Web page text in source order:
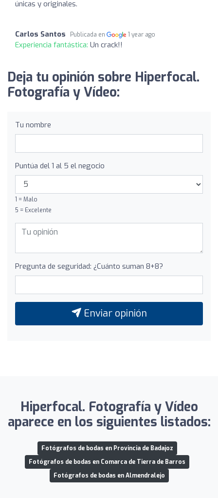
únicas y originales.
Carlos Santos Publicada en 1 year ago
Experiencia fantástica: Un crack!!
Deja tu opinión sobre Hiperfocal.
Fotografía y Vídeo:
Tu nombre
Puntúa del 1 al 5 el negocio
1 = Malo
5 = Excelente
Pregunta de seguridad: ¿Cuánto suman 8+8?
Enviar opinión
Hiperfocal. Fotografía y Vídeo
aparece en los siguientes listados:
Fotógrafos de bodas en Provincia de Badajoz
Fotógrafos de bodas en Comarca de Tierra de Barros
Fotógrafos de bodas en Almendralejo